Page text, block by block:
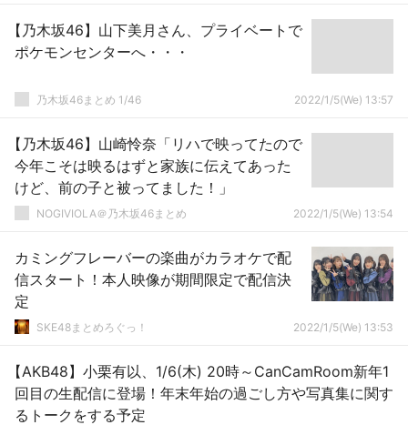
【乃木坂46】山下美月さん、プライベートで
ポケモンセンターへ・・・
乃木坂46まとめ 1/46 2022/1/5(We) 13:57
【乃木坂46】山崎怜奈「リハで映ってたので
今年こそは映るはずと家族に伝えてあった
けど、前の子と被ってました！」
NOGIVIOLA＠乃木坂46まとめ 2022/1/5(We) 13:54
カミングフレーバーの楽曲がカラオケで配
信スタート！本人映像が期間限定で配信決
定
SKE48まとめろぐっ！ 2022/1/5(We) 13:53
【AKB48】小栗有以、1/6(木) 20時～CanCamRoom新年1
回目の生配信に登場！年末年始の過ごし方や写真集に関す
るトークをする予定